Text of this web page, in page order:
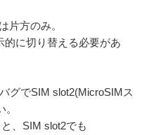
片方のみ。
的に切り替える必要があ
グでSIM slot2(MicroSIMス
、SIM slot2でも